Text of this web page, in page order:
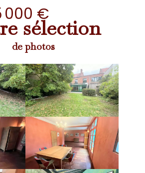
000 €
sélection
de photos